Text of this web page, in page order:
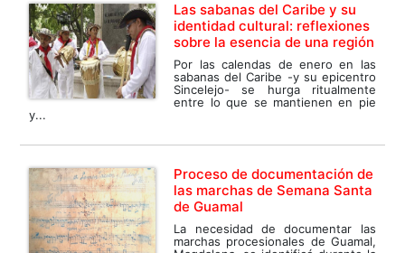
Las sabanas del Caribe y su
identidad cultural: reflexiones
sobre la esencia de una región
Por las calendas de enero en las
sabanas del Caribe -y su epicentro
Sincelejo- se hurga ritualmente
entre lo que se mantienen en pie
y...
Proceso de documentación de
las marchas de Semana Santa
de Guamal
La necesidad de documentar las
marchas procesionales de Guamal,